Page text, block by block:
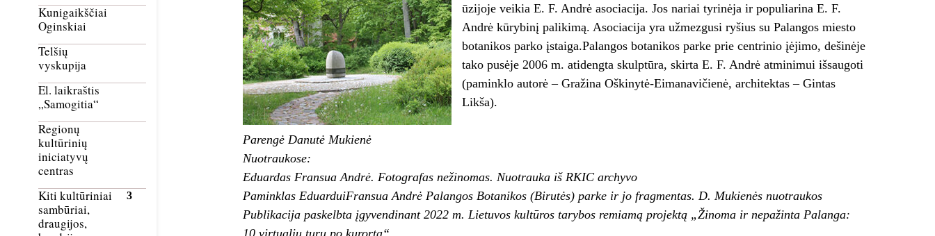
Kunigaikščiai
Oginskiai
Telšių
vyskupija
El. laikraštis
„Samogitia“
Regionų
kultūrinių
iniciatyvų
centras
Kiti kultūriniai
sambūriai,
draugijos,
ūzijoje veikia E. F. Andrė asociacija. Jos nariai tyrinėja ir populiarina E. F.
Andrė kūrybinį palikimą. Asociacija yra užmezgusi ryšius su Palangos miesto
botanikos parko įstaiga.Palangos botanikos parke prie centrinio įėjimo, dešinėje
tako pusėje 2006 m. atidengta skulptūra, skirta E. F. Andrė atminimui išsaugoti
(paminklo autorė – Gražina Oškinytė-Eimanavičienė, architektas – Gintas
Likša).
Parengė Danutė Mukienė
Nuotraukose:
Eduardas Fransua Andrė. Fotografas nežinomas. Nuotrauka iš RKIC archyvo
Paminklas EduarduiFransua Andrė Palangos Botanikos (Birutės) parke ir jo fragmentas. D. Mukienės nuotraukos
Publikacija paskelbta įgyvendinant 2022 m. Lietuvos kultūros tarybos remiamą projektą „Žinoma ir nepažinta Palanga:
10 virtualių turų po kurortą“